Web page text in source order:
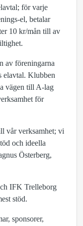
för varje
el, betalar
10 kr/mån till av
av föreningarna
elavtal. Klubben
vägen till A-lag
för
vår verksamhet; vi
och ideella
Österberg,
IFK Trelleborg
stöd.
sponsorer,